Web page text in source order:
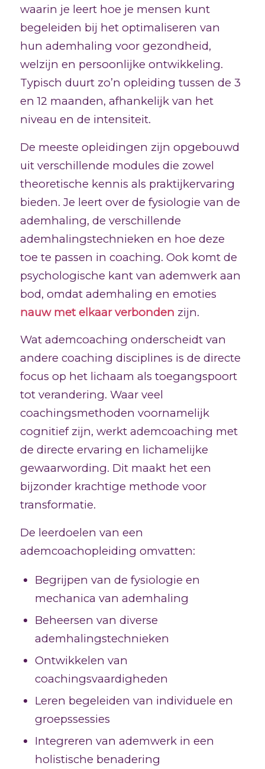
waarin je leert hoe je mensen kunt
begeleiden bij het optimaliseren van
hun ademhaling voor gezondheid,
welzijn en persoonlijke ontwikkeling.
Typisch duurt zo’n opleiding tussen de 3
en 12 maanden, afhankelijk van het
niveau en de intensiteit.
De meeste opleidingen zijn opgebouwd
uit verschillende modules die zowel
theoretische kennis als praktijkervaring
bieden. Je leert over de fysiologie van de
ademhaling, de verschillende
ademhalingstechnieken en hoe deze
toe te passen in coaching. Ook komt de
psychologische kant van ademwerk aan
bod, omdat ademhaling en emoties
nauw met elkaar verbonden zijn.
Wat ademcoaching onderscheidt van
andere coaching disciplines is de directe
focus op het lichaam als toegangspoort
tot verandering. Waar veel
coachingsmethoden voornamelijk
cognitief zijn, werkt ademcoaching met
de directe ervaring en lichamelijke
gewaarwording. Dit maakt het een
bijzonder krachtige methode voor
transformatie.
De leerdoelen van een
ademcoachopleiding omvatten:
Begrijpen van de fysiologie en
mechanica van ademhaling
Beheersen van diverse
ademhalingstechnieken
Ontwikkelen van
coachingsvaardigheden
Leren begeleiden van individuele en
groepssessies
Integreren van ademwerk in een
holistische benadering